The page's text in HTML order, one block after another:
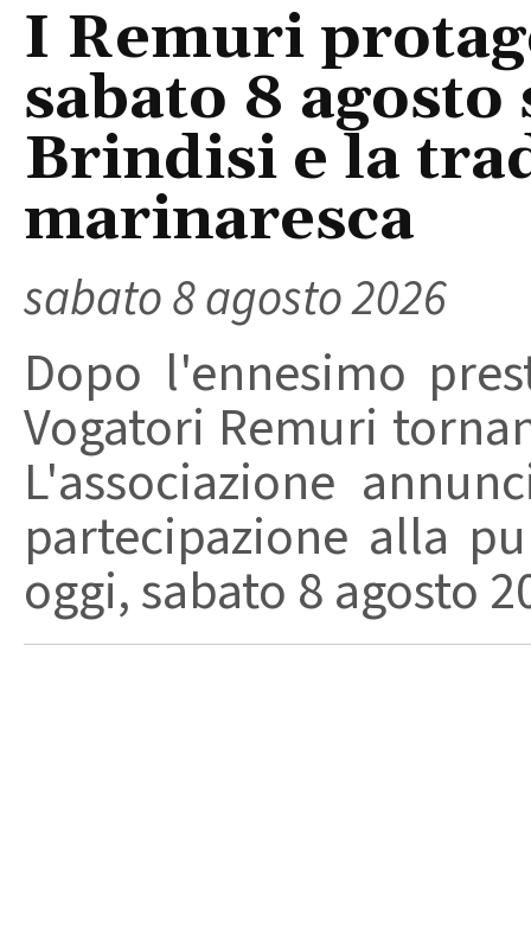
I Remuri
sabato 8
Brindisi e la
marinaresca
sabato 8 agosto 2026
Dopo l'ennesimo
Vogatori Remuri
L'associazione
partecipazione alla
oggi, sabato 8 agosto